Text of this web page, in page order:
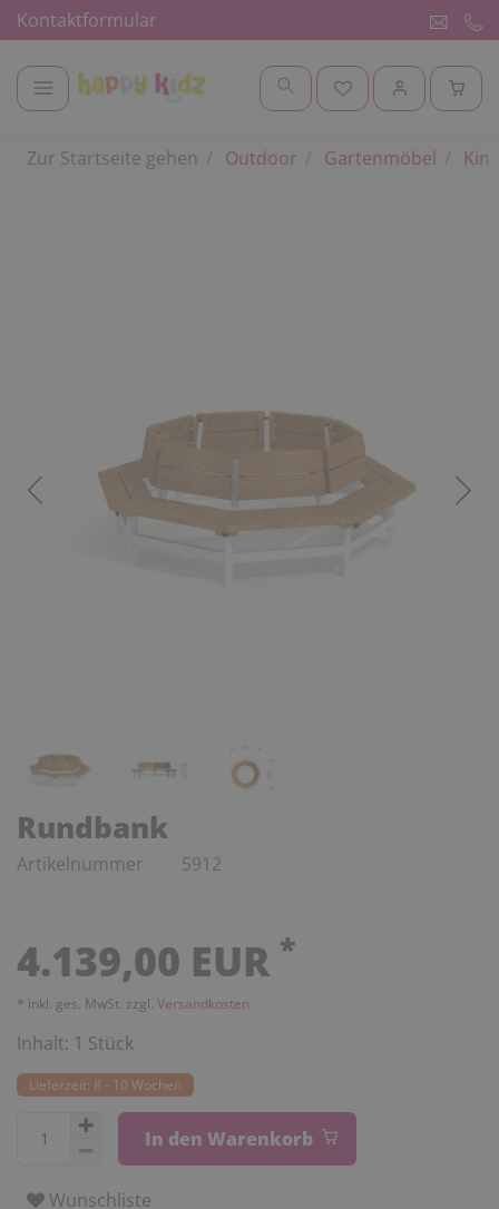
Kontaktformular
Zur Startseite gehen Outdoor Gartenmöbel
Rundbank
Artikelnummer 5912
4.139,00 EUR *
* inkl. ges. MwSt. zzgl. Versandkosten
Inhalt: 1 Stück
Lieferzeit: 8 - 10 Wochen
In den Warenkorb
Wunschliste